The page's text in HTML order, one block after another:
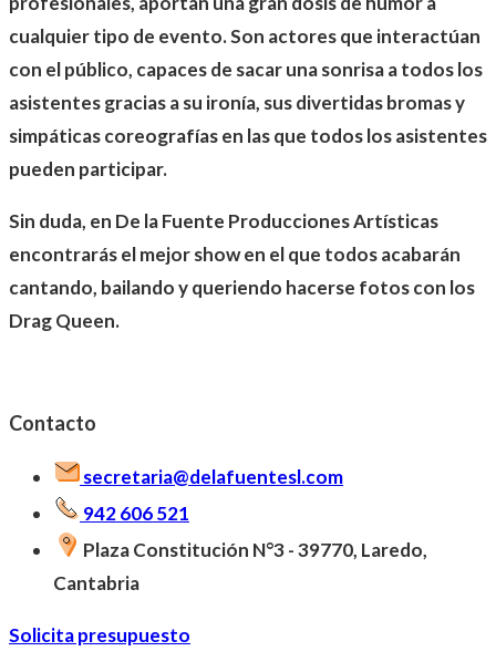
cualquier tipo de evento. Son actores que interactúan
con el público, capaces de sacar una sonrisa a todos los
asistentes gracias a su ironía, sus divertidas bromas y
simpáticas coreografías en las que todos los asistentes
pueden participar.
Sin duda, en De la Fuente Producciones Artísticas
encontrarás el mejor show en el que todos acabarán
cantando, bailando y queriendo hacerse fotos con los
Drag Queen.
Contacto
secretaria@delafuentesl.com
942 606 521
Plaza Constitución N°3 - 39770, Laredo,
Cantabria
Solicita presupuesto